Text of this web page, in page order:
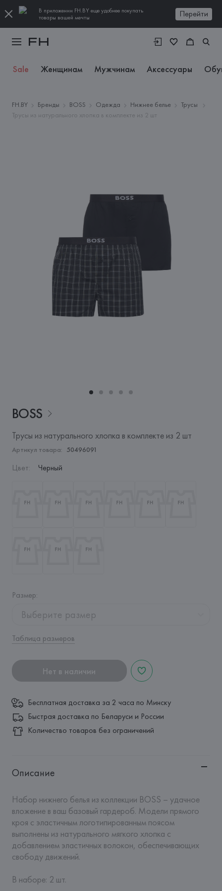
В приложении FH.BY еще удобнее покупать
товары вашей мечты
Перейти
Sale Женщинам Мужчинам Аксессуары
FH.BY Бренды BOSS Одежда Нижнее белье
Трусы
Трусы из натурального хлопка в комплекте из 2 шт
BOSS
Трусы из натурального хлопка в комплекте из 2 шт
Артикул товара: 50496091
Цвет: Черный
Размер:
Выберите размер
Таблица размеров
Нет в наличии
Бесплатная доставка за 2 часа по Минску
Быстрая доставка по Беларуси и России
Количество товаров без ограничений
Описание
Набор нижнего белья из коллекции BOSS – удачное
вложение в ваш базовый гардероб. Модели прямого
кроя с эластичным логотипированным поясом
выполнены из натурального мягкого хлопка с
добавлением эластичных волокон, обеспечивающих
свободу движений.
В наборе: 2 шт.